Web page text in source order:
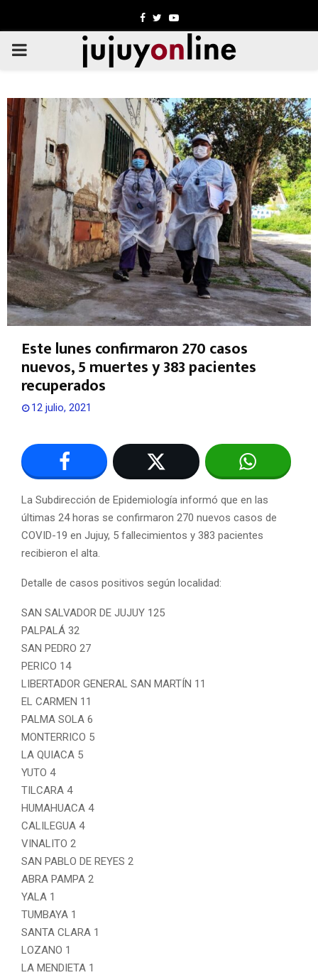
Facebook
TwitterYoutube
PRIMARY
Este lunes confirmaron 270 casos
nuevos, 5 muertes y 383 pacientes
recuperados
12 julio, 2021
La Subdirección de Epidemiología informó que en las
últimas 24 horas se confirmaron 270 nuevos casos de
COVID-19 en Jujuy, 5 fallecimientos y 383 pacientes
recibieron el alta.
Detalle de casos positivos según localidad:
SAN SALVADOR DE JUJUY 125
PALPALÁ 32
SAN PEDRO 27
PERICO 14
LIBERTADOR GENERAL SAN MARTÍN 11
EL CARMEN 11
PALMA SOLA 6
MONTERRICO 5
LA QUIACA 5
YUTO 4
TILCARA 4
HUMAHUACA 4
CALILEGUA 4
VINALITO 2
SAN PABLO DE REYES 2
ABRA PAMPA 2
YALA 1
TUMBAYA 1
SANTA CLARA 1
LOZANO 1
LA MENDIETA 1